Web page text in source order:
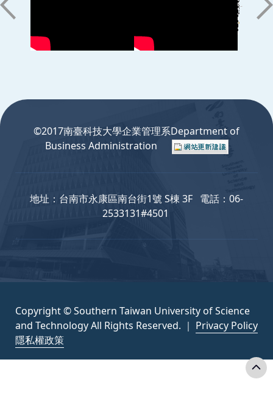
©2017南臺科技大學企業管理系Department of
Business Administration
地址：台南市永康區南台街1號 S棟 3F 電話：06-
2533131#4501
Copyright © Southern Taiwan University of Science
and Technology All Rights Reserved. ｜ Privacy Policy
隱私權政策